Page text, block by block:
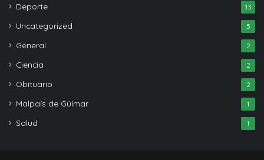
Deporte 13
Uncategorized 5
General 2
Ciencia 2
Obituario 2
Malpaís de Güímar 1
Salud 1